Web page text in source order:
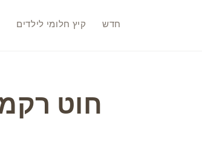
חדש קיץ חלומי לילדים